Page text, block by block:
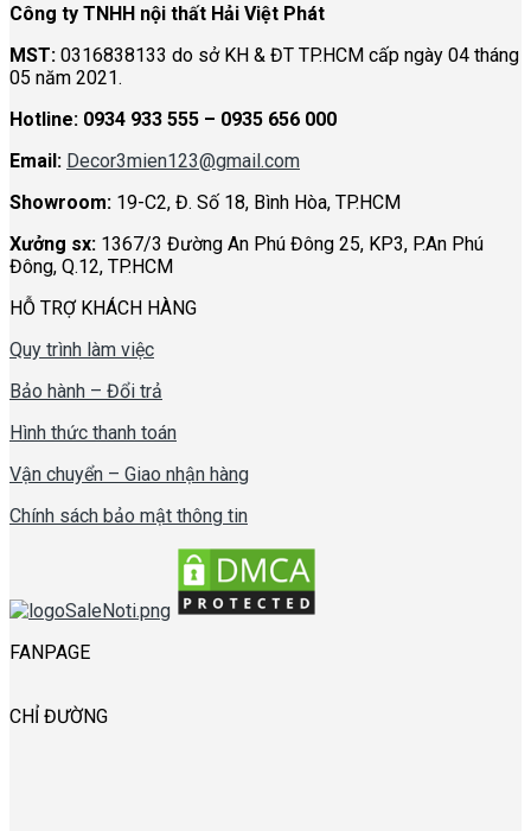
Công ty TNHH nội thất Hải Việt Phát
MST: 0316838133 do sở KH & ĐT TP.HCM cấp ngày 04 tháng
05 năm 2021.
Hotline: 0934 933 555 – 0935 656 000
Email: Decor3mien123@gmail.com
Showroom: 19-C2, Đ. Số 18, Bình Hòa, TP.HCM
Xưởng sx: 1367/3 Đường An Phú Đông 25, KP3, P.An Phú
Đông, Q.12, TP.HCM
HỖ TRỢ KHÁCH HÀNG
Quy trình làm việc
Bảo hành – Đổi trả
Hình thức thanh toán
Vận chuyển – Giao nhận hàng
Chính sách bảo mật thông tin
FANPAGE
CHỈ ĐƯỜNG